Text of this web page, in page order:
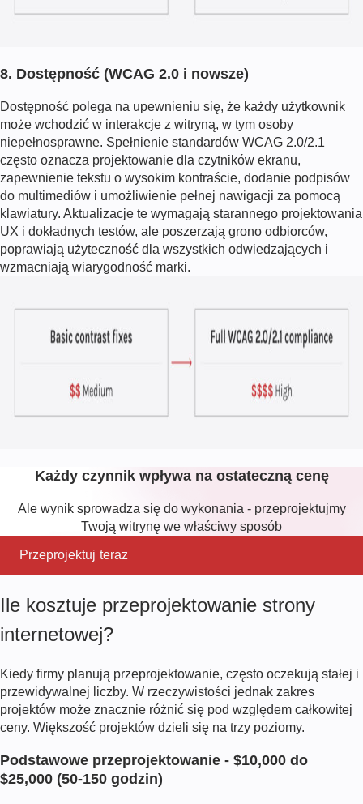
8. Dostępność (WCAG 2.0 i nowsze)
Dostępność polega na upewnieniu się, że każdy użytkownik
może wchodzić w interakcje z witryną, w tym osoby
niepełnosprawne. Spełnienie standardów WCAG 2.0/2.1
często oznacza projektowanie dla czytników ekranu,
zapewnienie tekstu o wysokim kontraście, dodanie podpisów
do multimediów i umożliwienie pełnej nawigacji za pomocą
klawiatury. Aktualizacje te wymagają starannego projektowania
UX i dokładnych testów, ale poszerzają grono odbiorców,
poprawiają użyteczność dla wszystkich odwiedzających i
wzmacniają wiarygodność marki.
Każdy czynnik wpływa na ostateczną cenę
Ale wynik sprowadza się do wykonania - przeprojektujmy
Twoją witrynę we właściwy sposób
Przeprojektuj teraz
Ile kosztuje przeprojektowanie strony
internetowej?
Kiedy firmy planują przeprojektowanie, często oczekują stałej i
przewidywalnej liczby. W rzeczywistości jednak zakres
projektów może znacznie różnić się pod względem całkowitej
ceny. Większość projektów dzieli się na trzy poziomy.
Podstawowe przeprojektowanie - $10,000 do
$25,000 (50-150 godzin)